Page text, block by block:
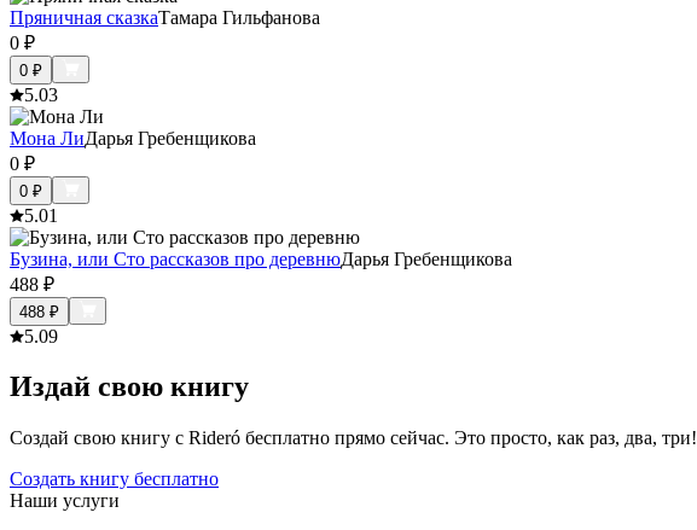
Пряничная сказкаТамара Гильфанова
0 ₽
0 ₽
5.03
Мона ЛиДарья Гребенщикова
0 ₽
0 ₽
5.01
Бузина, или Сто рассказов про деревнюДарья Гребенщикова
488 ₽
488 ₽
5.09
Издай свою книгу
Создай свою книгу с Rideró бесплатно прямо сейчас. Это просто, как раз, два, три!
Создать книгу бесплатно
Наши услуги